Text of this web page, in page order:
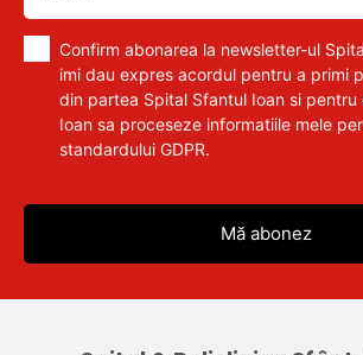
Confirm abonarea la newsletter-ul
imi dau expres acordul pentru a primi
din partea Spital Sfantul Ioan si
Ioan sa proceseze informatiile mele
standardului GDPR.